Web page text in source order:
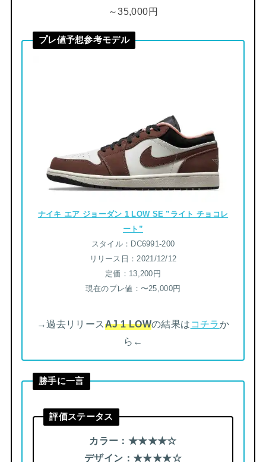
～35,000円
プレ値予想参考モデル
ナイキ エア ジョーダン 1 LOW SE ”ライト チョコレ
ート”
スタイル：DC6991-200
リリース日：2021/12/12
定価：13,200円
現在のプレ値：〜25,000円
→過去リリース AJ 1 LOWの結果は コチラか
ら←
勝手に一言
評価ステータス
カラー：★★★★☆
デザイン： ★★★★☆